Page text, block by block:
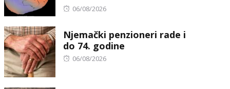
Posted
06/08/2026
Njemački penzioneri rade i
do 74. godine
Posted
06/08/2026